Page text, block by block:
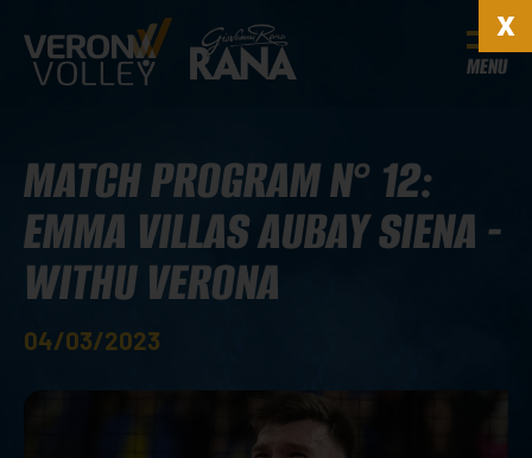
MENU
MATCH PROGRAM N° 12:
EMMA VILLAS AUBAY SIENA -
WITHU VERONA
04/03/2023